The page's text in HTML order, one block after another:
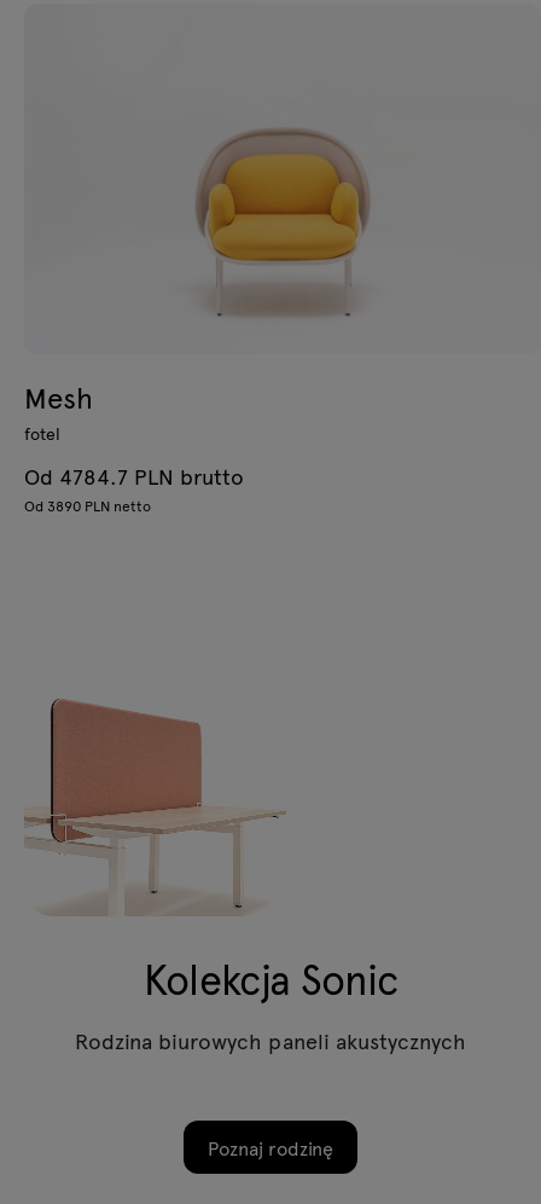
Mesh
fotel
Od 4784.7 PLN brutto
Od 3890 PLN netto
Kolekcja Sonic
Rodzina biurowych paneli akustycznych
Poznaj rodzinę